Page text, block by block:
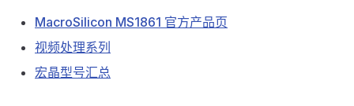
MacroSilicon MS1861 官方产品页
视频处理系列
宏晶型号汇总